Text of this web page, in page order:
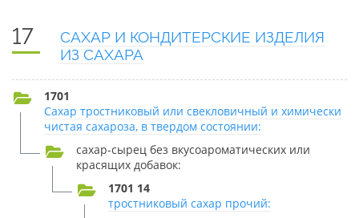
17
САХАР И КОНДИТЕРСКИЕ ИЗДЕЛИЯ
ИЗ САХАРА
1701
Сахар тростниковый или свекловичный и химически
чистая сахароза, в твердом состоянии:
сахар-сырец без вкусоароматических или
красящих добавок:
1701 14
тростниковый сахар прочий: